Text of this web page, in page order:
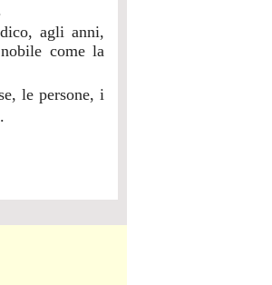
agli anni,
come la
le persone, i